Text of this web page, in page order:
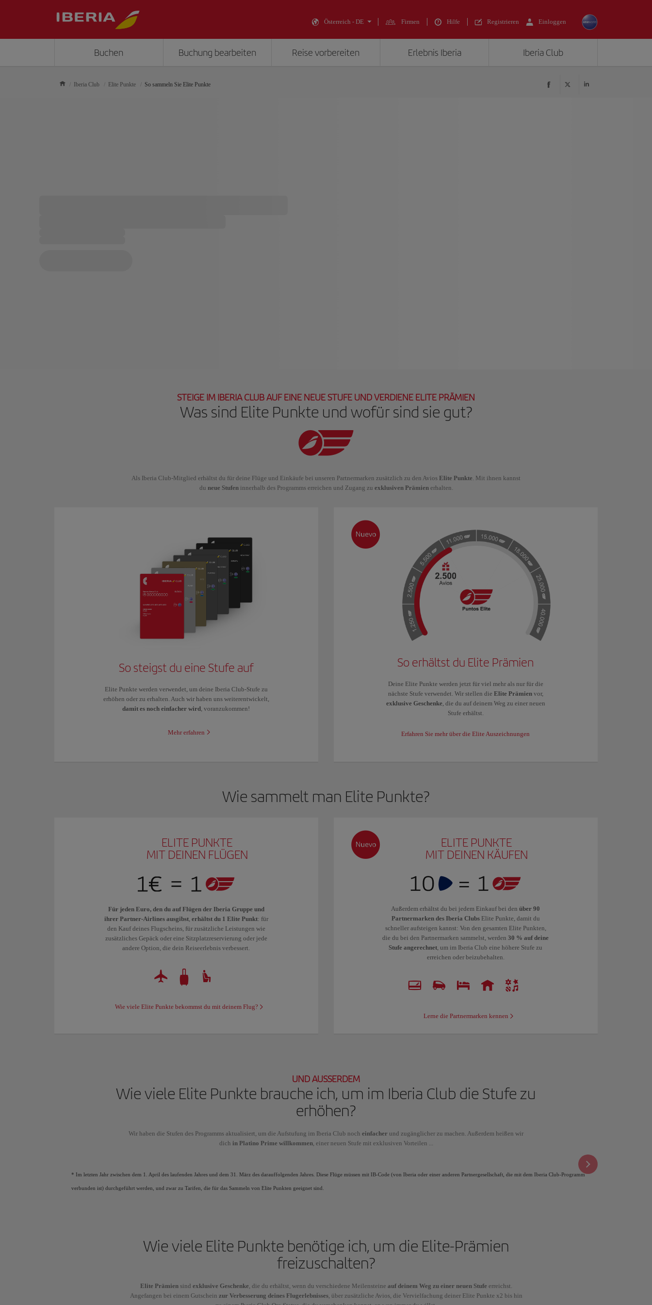
Österreich - DE Firmen Hilfe Registrieren Einloggen
Buchen Buchung bearbeiten Reise vorbereiten Erlebnis Iberia Iberia Club
Iberia Club Elite Punkte So sammeln Sie Elite Punkte
STEIGE IM IBERIA CLUB AUF EINE NEUE STUFE UND VERDIENE ELITE PRÄMIEN
Was sind Elite Punkte und wofür sind sie gut?
Als Iberia Club-Mitglied erhältst du für deine Flüge und Einkäufe bei unseren Partnermarken zusätzlich zu den Avios Elite Punkte. Mit ihnen kannst
du neue Stufeninnerhalb des Programms erreichen und Zugang zu exklusiven Prämienerhalten.
So steigst du eine Stufe auf
Elite Punkte werden verwendet, um deine Iberia Club-Stufe zu
erhöhen oder zu erhalten. Auch wir haben uns weiterentwickelt,
damit es noch einfacher wird , voranzukommen!
Mehr erfahren
So erhältst du Elite Prämien
Deine Elite Punkte werden jetzt für viel mehr als nur für die
nächste Stufe verwendet. Wir stellen die Elite Prämienvor,
exklusive Geschenke, die du auf deinem Weg zu einer neuen
Stufe erhältst.
Erfahren Sie mehr über die Elite Auszeichnungen
Wie sammelt man Elite Punkte?
ELITE PUNKTE
MIT DEINEN FLÜGEN
Für jeden Euro, den du auf Flügen der Iberia Gruppe und
ihrer Partner-Airlines ausgibst, erhältst du 1 Elite Punkt: für
den Kauf deines Flugscheins, für zusätzliche Leistungen wie
zusätzliches Gepäck oder eine Sitzplatzreservierung oder jede
andere Option, die dein Reiseerlebnis verbessert.
Wie viele Elite Punkte bekommst du mit deinem Flug?
ELITE PUNKTE
MIT DEINEN KÄUFEN
Außerdem erhältst du bei jedem Einkauf bei denüber 90
Partnermarken des Iberia ClubsElite Punkte, damit du
schneller aufsteigen kannst: Von den gesamten Elite Punkten,
die du bei den Partnermarken sammelst, werden30 % auf deine
Stufe angerechnet, um im Iberia Club eine höhere Stufe zu
erreichen oder beizubehalten.
Lerne die Partnermarken kennen
UND AUSSERDEM
Wie viele Elite Punkte brauche ich, um im Iberia Club die Stufe zu
erhöhen?
Wir haben die Stufen des Programms aktualisiert, um die Aufstufung im Iberia Club noch einfacher und zugänglicher zu machen. Außerdem heißen wir
dich in Platino Prime willkommen, einer neuen Stufe mit exklusiven Vorteilen ...
* Im letzten Jahr zwischen dem 1. April des laufenden Jahres und dem 31. März des darauffolgenden Jahres. Diese Flüge müssen mit IB-Code (von Iberia oder einer anderen Partnergesellschaft, die mit dem Iberia Club-Programm
verbunden ist) durchgeführt werden, und zwar zu Tarifen, die für das Sammeln von Elite Punkten geeignet sind.
Wie viele Elite Punkte benötige ich, um die Elite-Prämien
freizuschalten?
Elite Prämiensind exklusive Geschenke, die du erhältst, wenn du verschiedene Meilensteine auf deinem Weg zu einer neuen Stufe erreichst.
Angefangen bei einem Gutschein zur Verbesserung deines Flugerlebnisses, über zusätzliche Avios, die Vervielfachung deiner Elite Punkte x2 bis hin